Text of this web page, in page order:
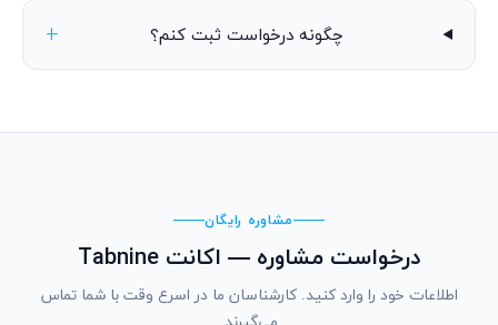
چگونه درخواست ثبت کنم؟
مشاوره رایگان
درخواست مشاوره — اکانت Tabnine
اطلاعات خود را وارد کنید. کارشناسان ما در اسرع وقت با شما تماس